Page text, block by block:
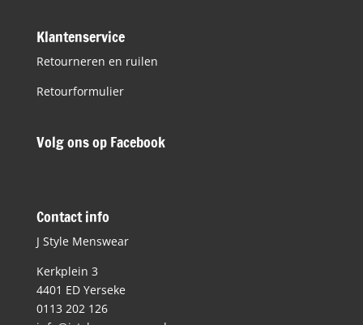
Klantenservice
Retourneren en ruilen
Retourformulier
Volg ons op Facebook
Contact info
J Style Menswear
Kerkplein 3
4401 ED Yerseke
0113 202 126